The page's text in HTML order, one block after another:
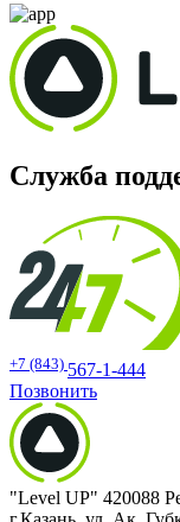
Служба
+7 (843) 567-1-444
Позвонить
"Level UP" 420088